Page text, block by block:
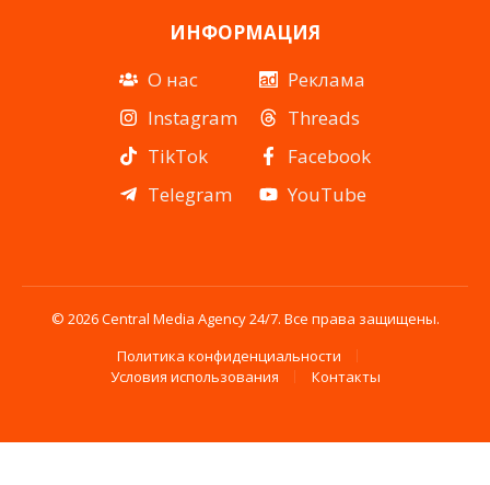
ИНФОРМАЦИЯ
О нас
Instagram
TikTok
Telegram
Реклама
Threads
Facebook
YouTube
© 2026 Central Media Agency 24/7. Все права защищены.
Политика конфиденциальности
Условия использования
Контакты